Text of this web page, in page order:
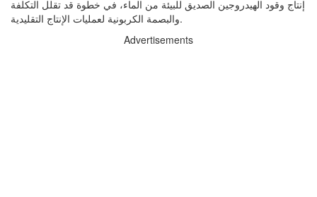
إنتاج وقود الهيدروجين الصديق للبيئة من الماء، في خطوة قد تقلل التكلفة
والبصمة الكربونية لعمليات الإنتاج التقليدية.
Advertisements